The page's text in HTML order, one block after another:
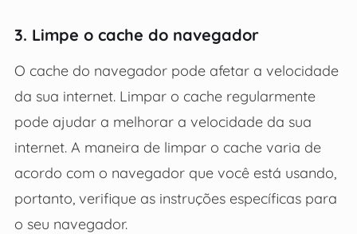
3. Limpe o cache do navegador
O cache do navegador pode afetar a velocidade
da sua internet. Limpar o cache regularmente
pode ajudar a melhorar a velocidade da sua
internet. A maneira de limpar o cache varia de
acordo com o navegador que você está usando,
portanto, verifique as instruções específicas para
o seu navegador.